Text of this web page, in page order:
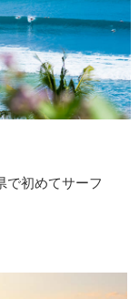
で初めてサーフ